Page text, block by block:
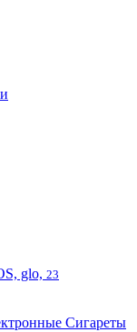
glo, 23
Сигареты